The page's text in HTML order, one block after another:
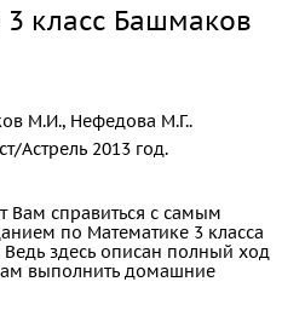
класс Башмаков
М.И., Нефедова М.Г..
Астрель2013 год.
Вам справиться с самым
по Математике 3 класса
здесь описан полный ход
выполнить домашние